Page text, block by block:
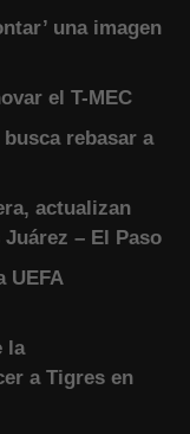
una imagen
el T-MEC
rebasar a
actualizan
– El Paso
UEFA
la
a Tigres en